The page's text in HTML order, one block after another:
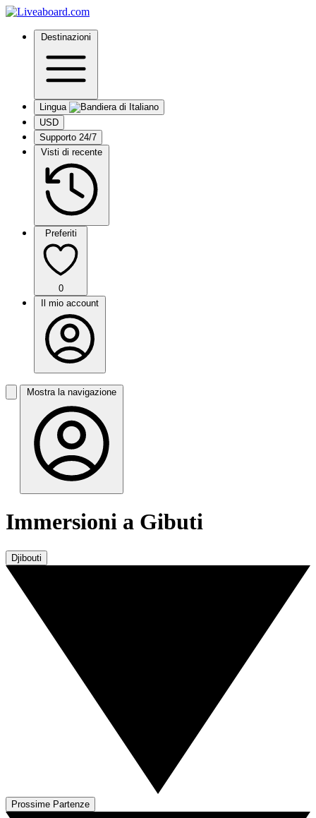
Destinazioni
Lingua
USD
Supporto 24/7
Visti di recente
Preferiti
0
Il mio account
Mostra la navigazione
Immersioni a Gibuti
Djibouti
Prossime Partenze